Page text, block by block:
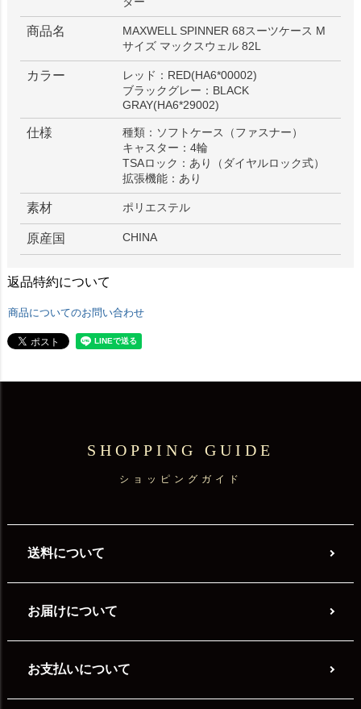
商品名
MAXWELL SPINNER 68スーツケース M
サイズ マックスウェル 82L
カラー
レッド：RED(HA6*00002)
ブラックグレー：BLACK
GRAY(HA6*29002)
仕様
種類：ソフトケース（ファスナー）
キャスター：4輪
TSAロック：あり（ダイヤルロック式）
拡張機能：あり
素材 ポリエステル
原産国 CHINA
返品特約について
商品についてのお問い合わせ
SHOPPING GUIDE
ショッピングガイド
送料について
お届けについて
お支払いについて